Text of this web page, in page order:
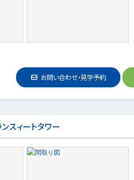
お問い合わせ・見学予約
スィートタワー